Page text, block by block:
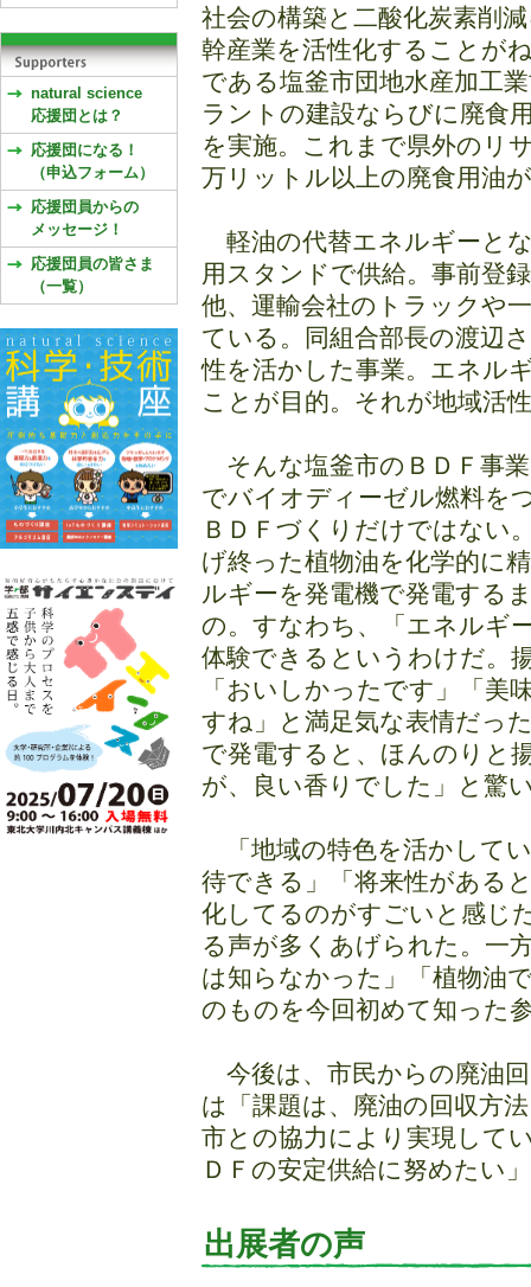
社会の構築と二酸化炭素削
幹産業を活性化することが
である塩釜市団地水産加工
ラントの建設ならびに廃食
を実施。これまで県外のリ
万リットル以上の廃食用油
軽油の代替エネルギーと
用スタンドで供給。事前登
他、運輸会社のトラックや
ている。同組合部長の渡辺
性を活かした事業。エネル
ことが目的。それが地域活
そんな塩釜市のＢＤＦ事
でバイオディーゼル燃料を
ＢＤＦづくりだけではない
げ終った植物油を化学的に
ルギーを発電機で発電する
の。すなわち、「エネルギ
体験できるというわけだ。
「おいしかったです」「美
すね」と満足気な表情だっ
で発電すると、ほんのりと
が、良い香りでした」と驚
「地域の特色を活かして
待できる」「将来性がある
化してるのがすごいと感じ
る声が多くあげられた。一
は知らなかった」「植物油
のものを今回初めて知った
今後は、市民からの廃油
は「課題は、廃油の回収方
市との協力により実現して
ＤＦの安定供給に努めたい
出展者の声
natural science
応援団とは？
応援団になる！
（申込フォーム）
応援団員からの
メッセージ！
応援団員の皆さま
（一覧）